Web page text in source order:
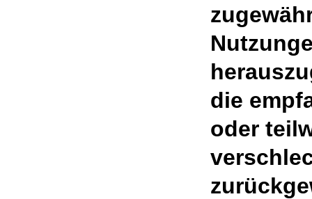
die
oder